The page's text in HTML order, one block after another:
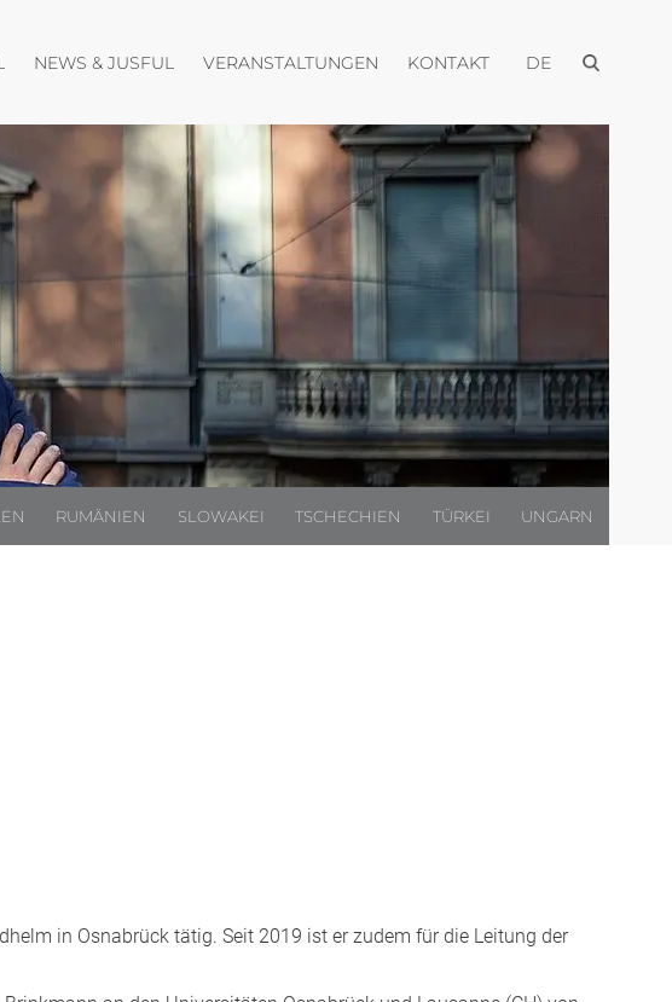
Menü öffnen
NEWS & JUSFUL Menü öffnen
VERANSTALTUNGEN Menü öffnen
KONTAKTMenü öffnen
DE Menü öffnen
RUMÄNIEN SLOWAKEI TSCHECHIEN TÜRKEI UNGARN
in Osnabrück tätig. Seit 2019 ist er zudem für die Leitung der